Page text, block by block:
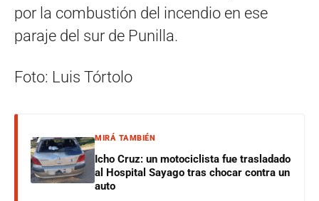
por la combustión del incendio en ese
paraje del sur de Punilla.
Foto: Luis Tórtolo
MIRÁ TAMBIÉN
Icho Cruz: un motociclista fue trasladado
al Hospital Sayago tras chocar contra un
auto